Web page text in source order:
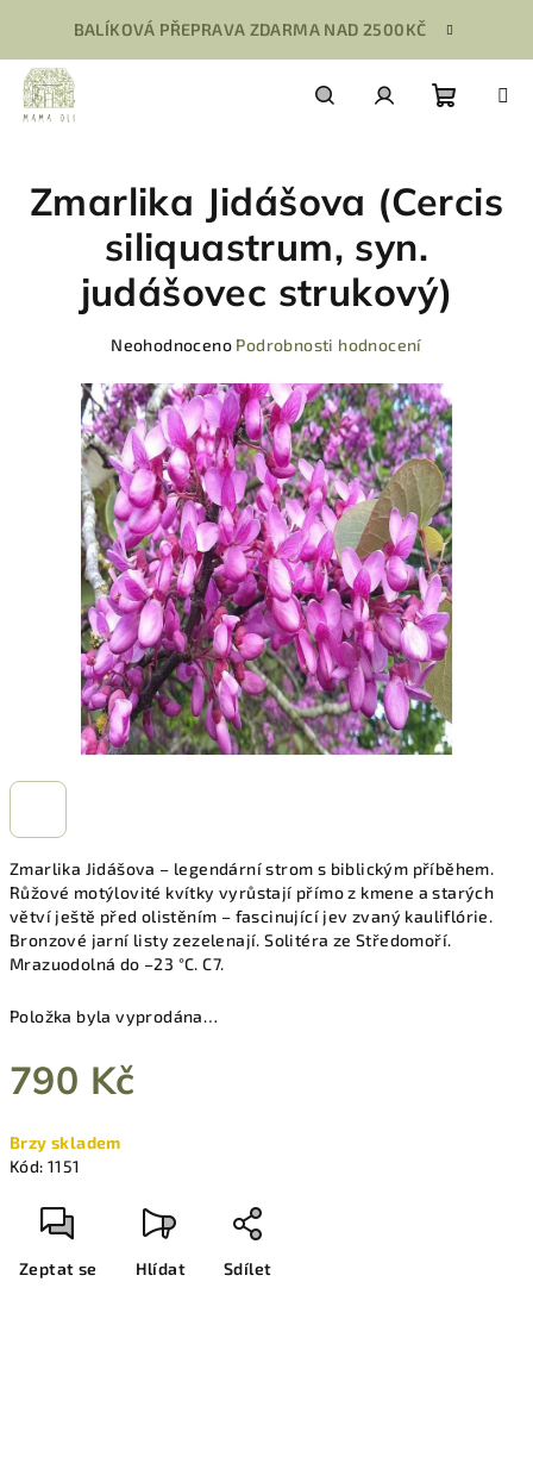
obsah
BALÍKOVÁ PŘEPRAVA ZDARMA NAD 2500KČ
košík
Zmarlika Jidášova – legendární strom s biblickým příběhem.
Růžové motýlovité kvítky vyrůstají přímo z kmene a starých
větví ještě před olistěním – fascinující jev zvaný kauliflórie.
Bronzové jarní listy zezelenají. Solitéra ze Středomoří.
Mrazuodolná do –23 °C. C7.
Položka byla vyprodána…
790 Kč
cena:
Brzy skladem
Kód: 1151
Zeptat se Hlídat Sdílet
Zmarlika Jidášova (Cercis
siliquastrum, syn.
judášovec strukový)
Průměrné
produktu
je
0,0
z
5
hvězdiček.
Neohodnoceno Podrobnosti hodnocení